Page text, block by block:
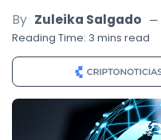
By Zuleika Salgado
Reading Time: 3 mins read